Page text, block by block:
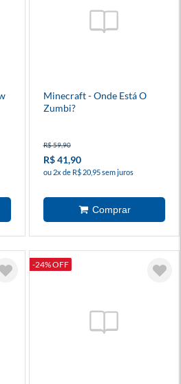
Minecraft - Onde Está O
Zumbi?
R$ 59,90
R$ 41,90
ou 2x de R$ 20,95 sem juros
-24% OFF